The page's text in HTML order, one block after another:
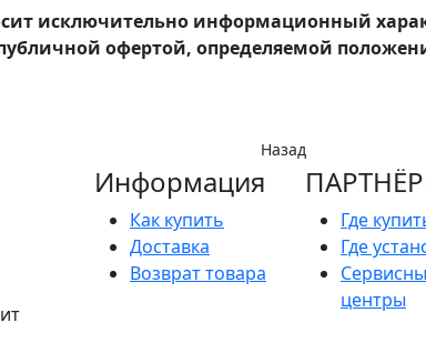
исключительно информационный
офертой, определяемой
Назад
Информация
Как купить
Доставка
Возврат товара
Где
Где
центры